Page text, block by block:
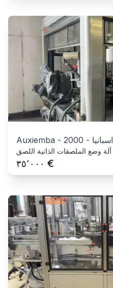
Auxiemba - 2000 - اسبانيا
آلة وضع الملصقات الذاتية اللصق
٣٥٬٠٠٠ €